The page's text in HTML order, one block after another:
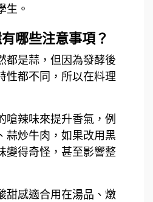
生。
哪些注意事項？
都是蒜，但因為發酵後
性都不同，所以在料理
嗆辣味來提升香氣，例
蒜炒牛肉，如果改用黑
變得奇怪，甚至影響整
甜感適合用在湯品、燉